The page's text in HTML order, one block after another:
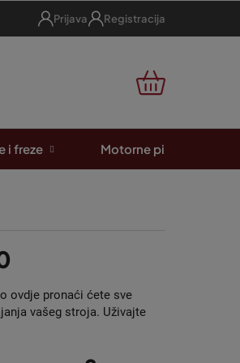
Prijava Registracija
KOŠARICA
i freze Motorne pile
ovdje pronaći ćete sve
vašeg stroja. Uživajte